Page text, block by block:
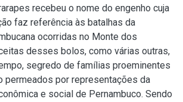
recebeu o nome do engenho cuja
faz referência às batalhas da
ocorridas no Monte dos
desses bolos, como várias outras,
segredo de famílias proeminentes
permeados por representações da
e social de Pernambuco. Sendo